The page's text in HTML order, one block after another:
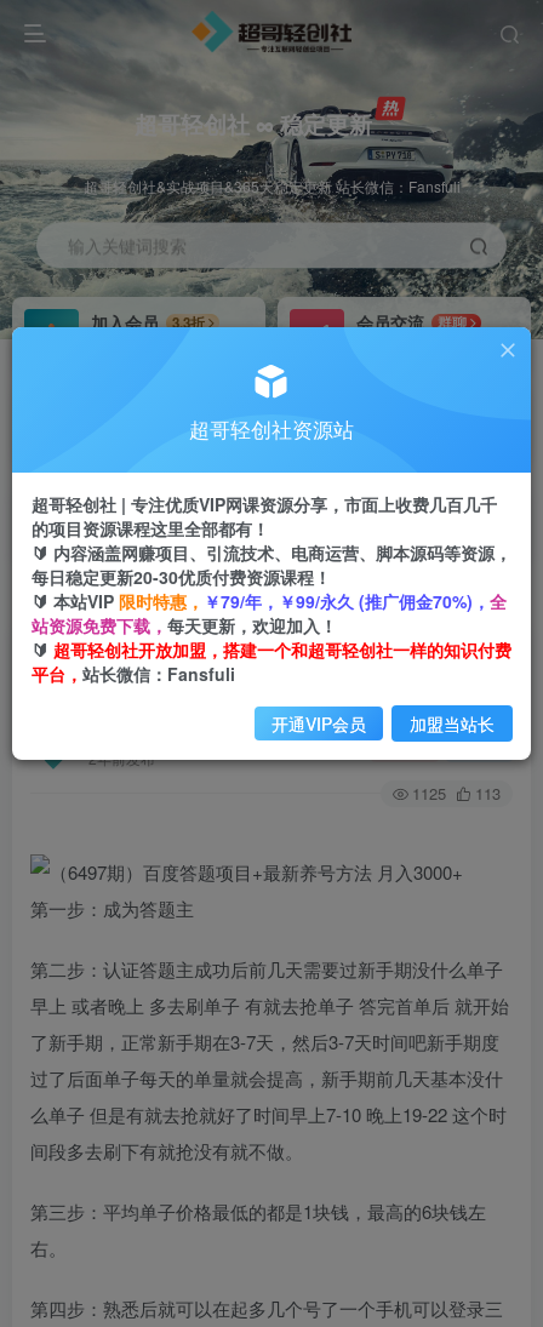
超哥轻创社 ∞ 稳定更新
超哥轻创社&实战项目&365天稳定更新 站长微信：Fansfuli
输入关键词搜索
加入会员
3.3折
会员交流
群聊
推广返佣高达70%
首页 创业课程 会员专属 正文
（6497期）百度答题项目+最新养号方法 月入
3000+
2年前发布
关注 私信
1125 113
第一步：成为答题主
第二步：认证答题主成功后前几天需要过新手期没什么单子
早上 或者晚上 多去刷单子 有就去抢单子 答完首单后 就开始
了新手期，正常新手期在3-7天，然后3-7天时间吧新手期度
过了后面单子每天的单量就会提高，新手期前几天基本没什
么单子 但是有就去抢就好了时间早上7-10 晚上19-22 这个时
间段多去刷下有就抢没有就不做。
第三步：平均单子价格最低的都是1块钱，最高的6块钱左
右。
第四步：熟悉后就可以在起多几个号了一个手机可以登录三
超哥轻创社资源站
超哥轻创社 | 专注优质VIP网课资源分享，市面上收费几百几千
的项目资源课程这里全部都有！
🔰 内容涵盖网赚项目、引流技术、电商运营、脚本源码等资源，
每日稳定更新20-30优质付费资源课程！
🔰 本站VIP 限时特惠， ￥79/年，￥99/永久 (推广佣金70%)， 全
站资源免费下载， 每天更新，欢迎加入！
🔰 超哥轻创社开放加盟，搭建一个和超哥轻创社一样的知识付费
平台， 站长微信：Fansfuli
开通VIP会员 加盟当站长